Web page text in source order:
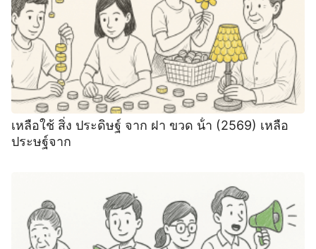
เหลือใช้ สิ่ง ประดิษฐ์ จาก ฝา ขวด น้ํา (2569) เหลือ
ประษฐ์จาก